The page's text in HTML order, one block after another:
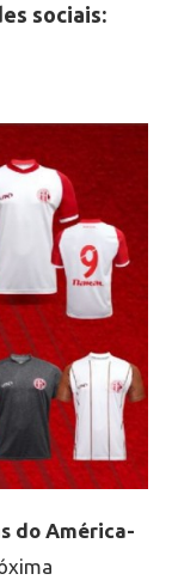
sociais:
do América-